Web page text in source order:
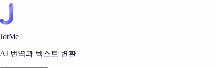
JotMe
AI 번역과 텍스트 변환